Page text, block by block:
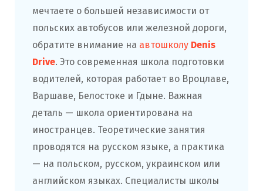
мечтаете о большей независимости от
польских автобусов или железной дороги,
обратите внимание на автошколу Denis
Drive. Это современная школа подготовки
водителей, которая работает во Вроцлаве,
Варшаве, Белостоке и Гдыне. Важная
деталь — школа ориентирована на
иностранцев. Теоретические занятия
проводятся на русском языке, а практика
— на польском, русском, украинском или
английском языках. Специалисты школы